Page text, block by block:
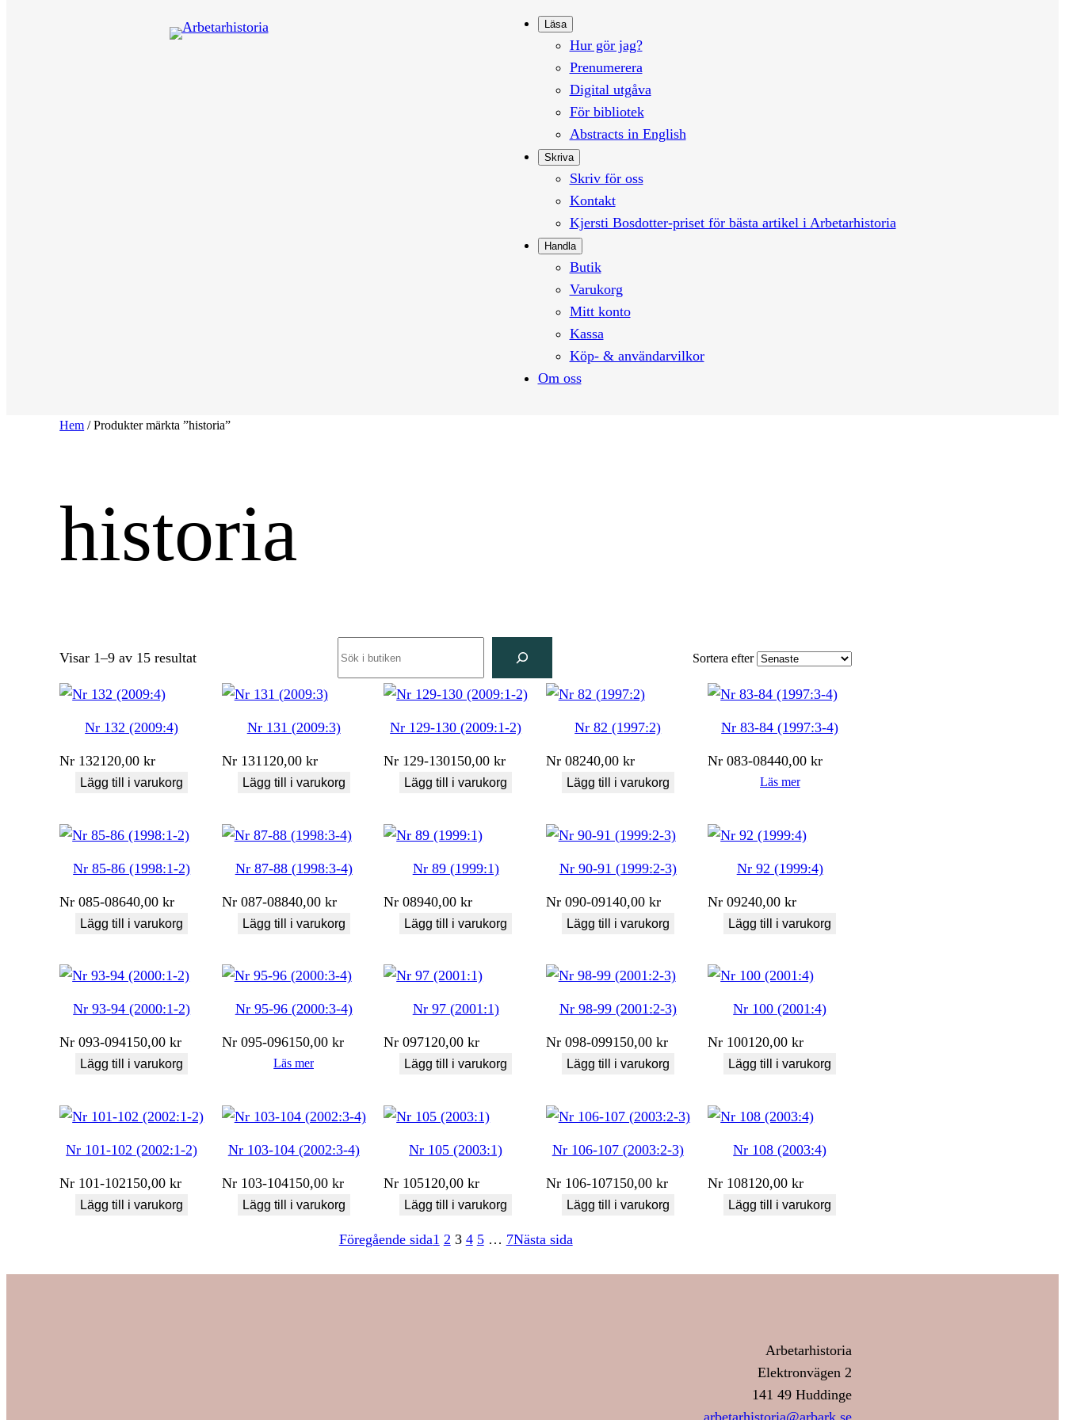
Läsa
Hur gör jag?
Prenumerera
Digital utgåva
För bibliotek
Abstracts in English
Skriva
Skriv för oss
Kontakt
Kjersti Bosdotter-priset för bästa artikel i Arbetarhistoria
Handla
Butik
Varukorg
Mitt konto
Kassa
Köp- & användarvilkor
Om oss
Hem / Produkter märkta ”historia”
historia
Visar 1–9 av 15 resultatSortera
efter
senaste
Sortera efter
Nr 132 (2009:4)
Nr 132120,00kr
Lägg till i varukorg
Nr 131 (2009:3)
Nr 131120,00 kr
Lägg till i varukorg
Nr 129-130 (2009:1-2)
Nr 129-130150,00kr
Lägg till i varukorg
Nr 82 (1997:2)
Nr 08240,00 kr
Lägg till i varukorg
Nr 83-84 (1997:3-4)
Nr 083-08440,00kr
Läs mer
Nr 85-86 (1998:1-2)
Nr 085-08640,00kr
Lägg till i varukorg
Nr 87-88 (1998:3-4)
Nr 087-08840,00 kr
Lägg till i varukorg
Nr 89 (1999:1)
Nr 08940,00kr
Lägg till i varukorg
Nr 90-91 (1999:2-3)
Nr 090-09140,00 kr
Lägg till i varukorg
Nr 92 (1999:4)
Nr 09240,00kr
Lägg till i varukorg
Nr 93-94 (2000:1-2)
Nr 093-094150,00kr
Lägg till i varukorg
Nr 95-96 (2000:3-4)
Nr 095-096150,00 kr
Läs mer
Nr 97 (2001:1)
Nr 097120,00kr
Lägg till i varukorg
Nr 98-99 (2001:2-3)
Nr 098-099150,00 kr
Lägg till i varukorg
Nr 100 (2001:4)
Nr 100120,00kr
Lägg till i varukorg
Nr 101-102 (2002:1-2)
Nr 101-102150,00kr
Lägg till i varukorg
Nr 103-104 (2002:3-4)
Nr 103-104150,00 kr
Lägg till i varukorg
Nr 105 (2003:1)
Nr 105120,00kr
Lägg till i varukorg
Nr 106-107 (2003:2-3)
Nr 106-107150,00 kr
Lägg till i varukorg
Nr 108 (2003:4)
Nr 108120,00kr
Lägg till i varukorg
Föregående sida1 2 3 4 5 … 7Nästa sida
Arbetarhistoria
Elektronvägen 2
141 49 Huddinge
arbetarhistoria@arbark.se